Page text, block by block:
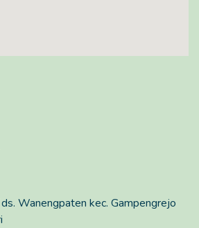
Wanengpaten kec. Gampengrejo